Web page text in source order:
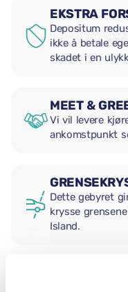
EKSTRA
Depositum
ikke å betale
skadet i en
MEET &
Vi vil levere
ankomstpunkt
Dette gebyret
krysse
Island.